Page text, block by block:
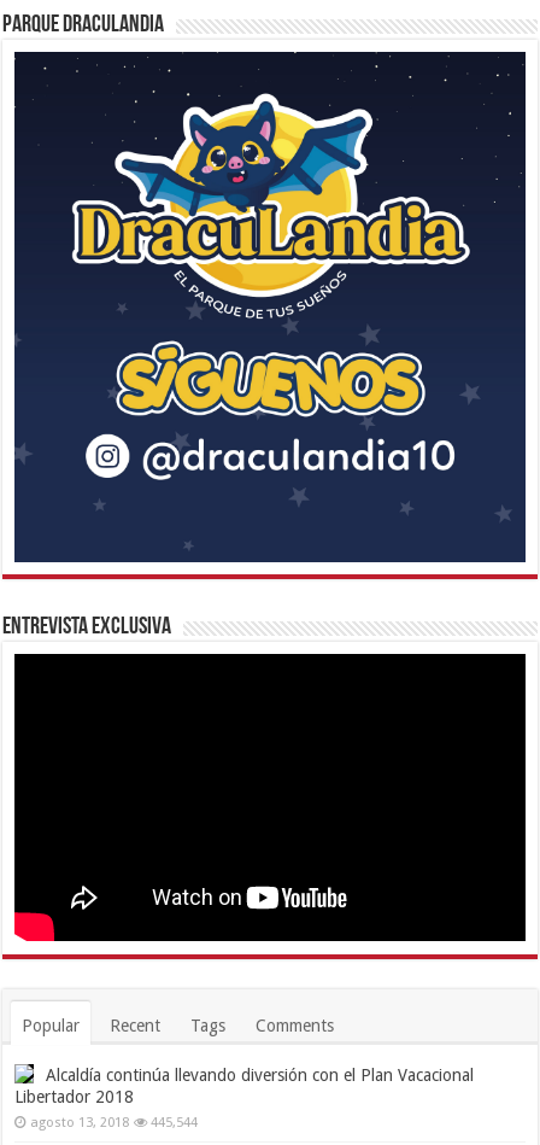
Parque Draculandia
Entrevista Exclusiva
Popular Recent Tags Comments
Alcaldía continúa llevando diversión con el Plan Vacacional
Libertador 2018
agosto 13, 2018 445,544